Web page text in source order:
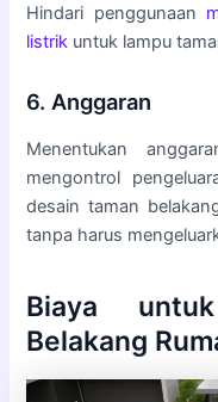
Hindari penggunaan
listrik untuk lampu
6. Anggaran
Menentukan
mengontrol
desain taman
tanpa harus
Biaya
Belakang